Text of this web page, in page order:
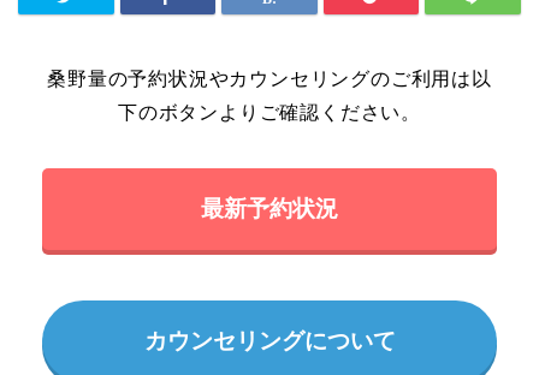
桑野量の予約状況やカウンセリングのご利用は以
下のボタンよりご確認ください。
最新予約状況
カウンセリングについて